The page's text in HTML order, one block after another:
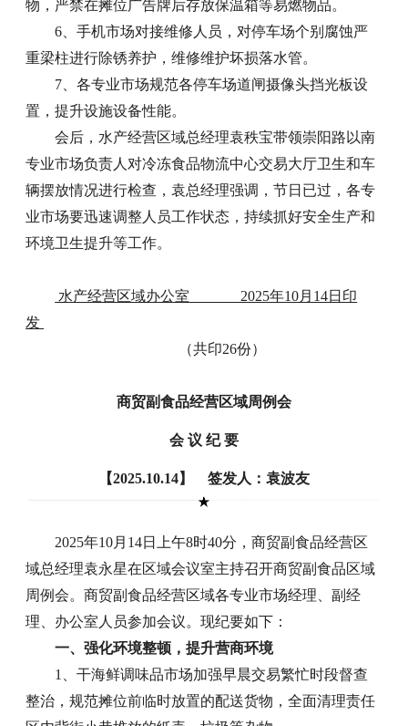
物，严禁在摊位广告牌后存放保温箱等易燃物品。
6、手机市场对接维修人员，对停车场个别腐蚀严
重梁柱进行除锈养护，维修维护坏损落水管。
7、各专业市场规范各停车场道闸摄像头挡光板设
置，提升设施设备性能。
会后，水产经营区域总经理袁秩宝带领崇阳路以南
专业市场负责人对冷冻食品物流中心交易大厅卫生和车
辆摆放情况进行检查，袁总经理强调，节日已过，各专
业市场要迅速调整人员工作状态，持续抓好安全生产和
环境卫生提升等工作。
水产经营区域办公室 2025年10月14日印
发
（共印26份）
商贸副食品经营区域周例会
会 议 纪 要
【2025.10.14】 签发人：袁波友
2025年10月14日上午8时40分，商贸副食品经营区
域总经理袁永星在区域会议室主持召开商贸副食品区域
周例会。商贸副食品经营区域各专业市场经理、副经
理、办公室人员参加会议。现纪要如下：
一、强化环境整顿，提升营商环境
1、干海鲜调味品市场加强早晨交易繁忙时段督查
整治，规范摊位前临时放置的配送货物，全面清理责任